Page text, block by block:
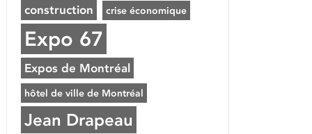
construction crise économique
Expo 67
Expos de Montréal
hôtel de ville de Montréal
Jean Drapeau